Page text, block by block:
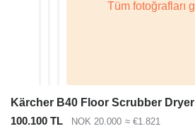
Kärcher B40 Floor Scrubber Dryer
100.100 TL
NOK 20.000 ≈ €1.821